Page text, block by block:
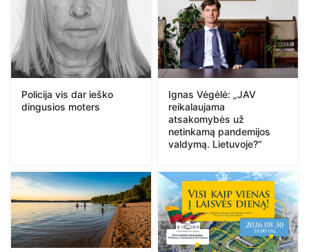
Policija vis dar ieško
dingusios moters
Ignas Vėgėlė: „JAV
reikalaujama
atsakomybės už
netinkamą pandemijos
valdymą. Lietuvoje?“